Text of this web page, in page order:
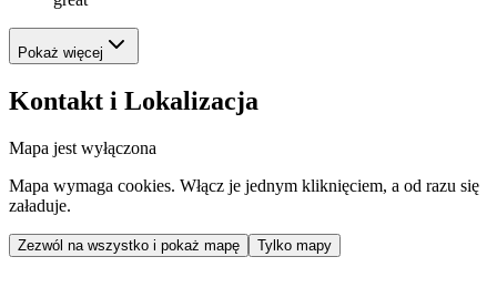
Pokaż więcej
Kontakt i Lokalizacja
Mapa jest wyłączona
Mapa wymaga cookies. Włącz je jednym kliknięciem, a od razu się
załaduje.
Zezwól na wszystko i pokaż mapę Tylko mapy